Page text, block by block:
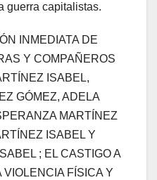
guerra capitalistas.
INMEDIATA DE
Y COMPAÑEROS
ISABEL,
GÓMEZ, ADELA
MARTÍNEZ
ISABEL Y
; EL CASTIGO A
FÍSICA Y